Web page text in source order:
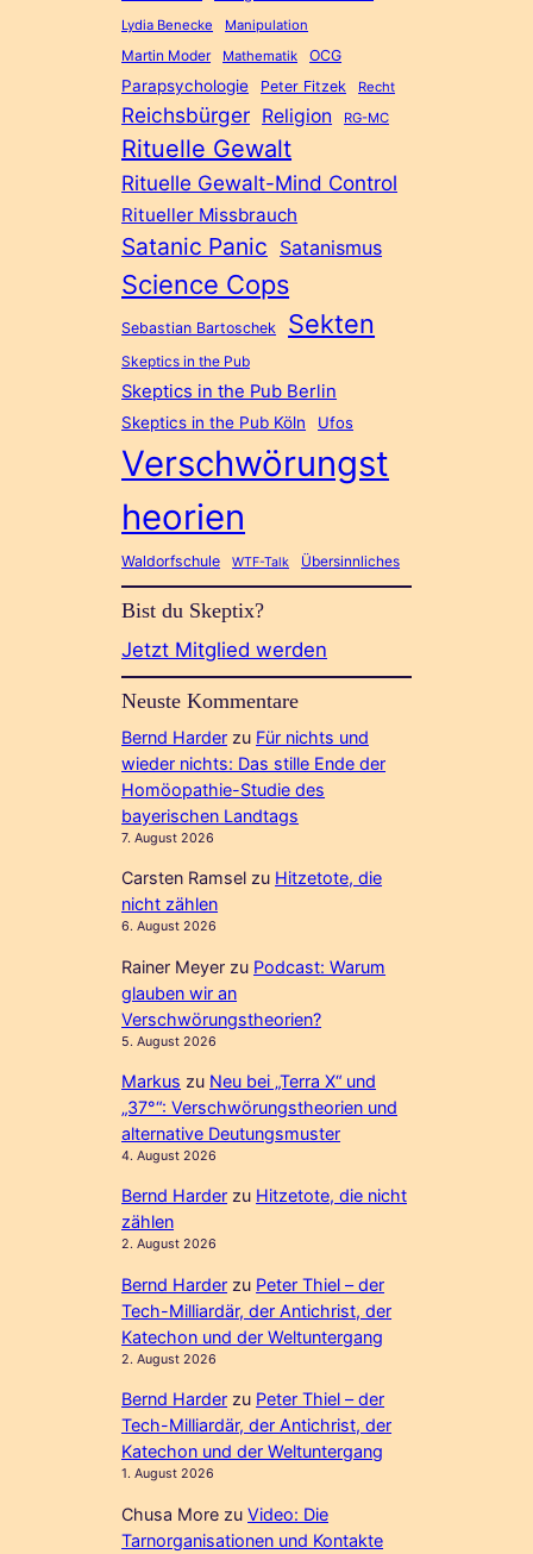
Lydia Benecke Manipulation
Martin Moder Mathematik OCG
Parapsychologie Peter Fitzek Recht
Reichsbürger Religion RG-MC
Rituelle Gewalt
Rituelle Gewalt-Mind Control
Ritueller Missbrauch
Satanic Panic Satanismus
Science Cops
Sebastian Bartoschek Sekten
Skeptics in the Pub
Skeptics in the Pub Berlin
Skeptics in the Pub Köln Ufos
Verschwörungst
heorien
Waldorfschule WTF-Talk Übersinnliches
Bist du Skeptix?
Jetzt Mitglied werden
Neuste Kommentare
Bernd Harder zu Für nichts und
wieder nichts: Das stille Ende der
Homöopathie-Studie des
bayerischen Landtags
7. August 2026
Carsten Ramsel zu Hitzetote, die
nicht zählen
6. August 2026
Rainer Meyer zu Podcast: Warum
glauben wir an
Verschwörungstheorien?
5. August 2026
Markus zu Neu bei „Terra X“ und
„37°“: Verschwörungstheorien und
alternative Deutungsmuster
4. August 2026
Bernd Harder zu Hitzetote, die nicht
zählen
2. August 2026
Bernd Harder zu Peter Thiel – der
Tech-Milliardär, der Antichrist, der
Katechon und der Weltuntergang
2. August 2026
Bernd Harder zu Peter Thiel – der
Tech-Milliardär, der Antichrist, der
Katechon und der Weltuntergang
1. August 2026
Chusa More zuVideo: Die
Tarnorganisationen und Kontakte